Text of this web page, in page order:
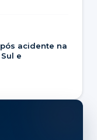
acidente na
e